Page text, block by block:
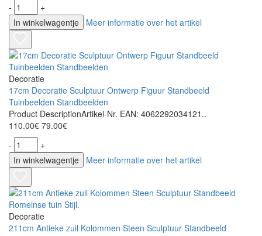
-
+
In winkelwagentje
Meer informatie over het artikel
Decoratie
17cm Decoratie Sculptuur Ontwerp Figuur Standbeeld
Tuinbeelden Standbeelden
Product DescriptionArtikel-Nr. EAN: 4062292034121..
110.00€ 79.00€
-
+
In winkelwagentje
Meer informatie over het artikel
Decoratie
211cm Antieke zuil Kolommen Steen Sculptuur Standbeeld